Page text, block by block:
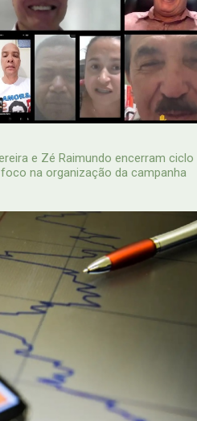
e Zé Raimundo encerram ciclo
na organização da campanha